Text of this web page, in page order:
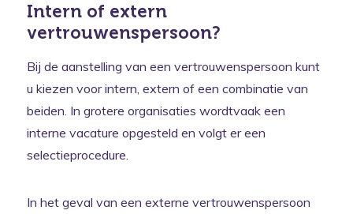
Intern of extern
vertrouwenspersoon?
Bij de aanstelling van een vertrouwenspersoon kunt
u kiezen voor intern, extern of een combinatie van
beiden. In grotere organisaties wordtvaak een
interne vacature opgesteld en volgt er een
selectieprocedure.
In het geval van een externe vertrouwenspersoon